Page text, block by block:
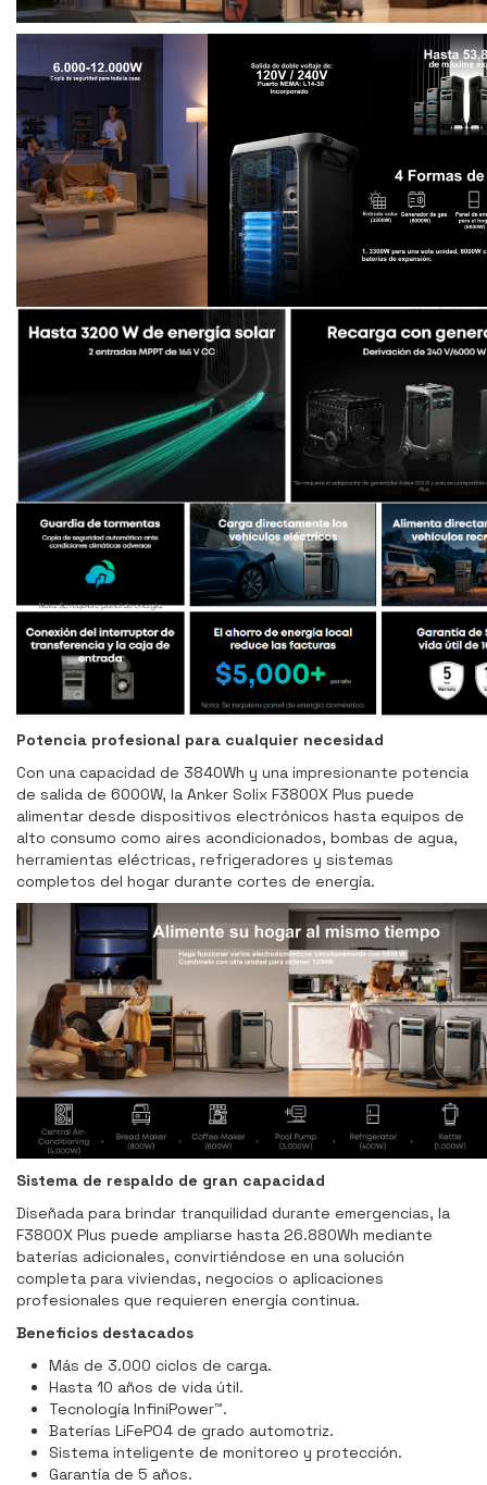
Potencia profesional para cualquier necesidad
Con una capacidad de 3840Wh y una impresionante potencia
de salida de 6000W, la Anker Solix F3800X Plus puede
alimentar desde dispositivos electrónicos hasta equipos de
alto consumo como aires acondicionados, bombas de agua,
herramientas eléctricas, refrigeradores y sistemas
completos del hogar durante cortes de energía.
Sistema de respaldo de gran capacidad
Diseñada para brindar tranquilidad durante emergencias, la
F3800X Plus puede ampliarse hasta 26.880Wh mediante
baterías adicionales, convirtiéndose en una solución
completa para viviendas, negocios o aplicaciones
profesionales que requieren energía continua.
Beneficios destacados
Más de 3.000 ciclos de carga.
Hasta 10 años de vida útil.
Tecnología InfiniPower™.
Baterías LiFePO4 de grado automotriz.
Sistema inteligente de monitoreo y protección.
Garantía de 5 años.